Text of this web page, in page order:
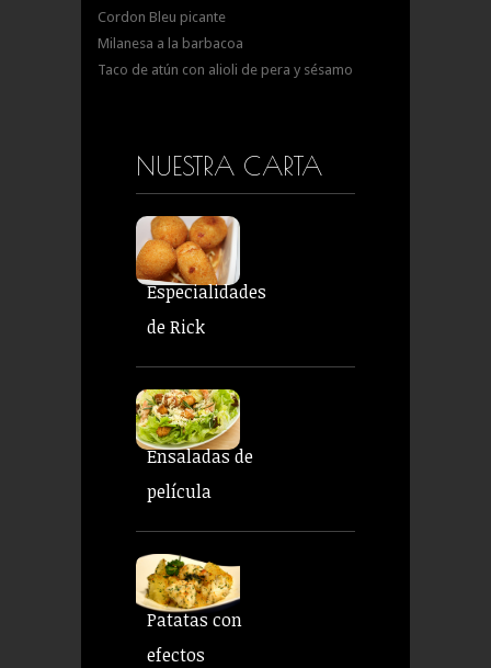
Cordon Bleu picante
Milanesa a la barbacoa
Taco de atún con alioli de pera y sésamo
NUESTRA CARTA
Especialidades
de Rick
Ensaladas de
película
Patatas con
efectos